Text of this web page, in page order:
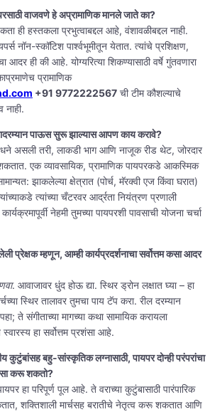
वाजवणे हे अप्रामाणिक मानले जाते का?
ही हस्तकला प्रभुत्वाबद्दल आहे, वंशावळीबद्दल नाही.
नॉन-स्कॉटिश पार्श्वभूमीतून येतात. त्यांचे प्रशिक्षण,
आदर ही की आहे. योग्यरित्या शिकण्यासाठी वर्षे गुंतवणारा
प्रामाणिक
+91 9772222567 ची टीम कौशल्याचे
पाऊस सुरू झाल्यास आपण काय करावे?
असली तरी, लाकडी भाग आणि नाजूक रीड थेट, जोरदार
एक व्यावसायिक, प्रामाणिक पायपरकडे आकस्मिक
झाकलेल्या क्षेत्रात (पोर्च, मॅरक्वी एज किंवा घरात)
त्यांच्या चँटरवर आर्द्रता नियंत्रण प्रणाली
नेहमी तुमच्या पायपरशी पावसाची योजना चर्चा
प्रेक्षक म्हणून, आम्ही कार्यप्रदर्शनाचा सर्वोत्तम कसा आदर
. आवाजावर धुंद होऊ द्या. स्थिर ड्रोन लक्षात घ्या – हा
स्थिर तालावर तुमचा पाय टॅप करा. रील दरम्यान
ते संगीताच्या मागच्या कथा सामायिक करायला
हा सर्वोत्तम प्रशंसा आहे.
कुटुंबांसह बहु-सांस्कृतिक लग्नासाठी, पायपर दोन्ही परंपरांचा
करू शकतो?
हा परिपूर्ण पूल आहे. ते वराच्या कुटुंबासाठी पारंपारिक
शक्तिशाली मार्चसह बरातीचे नेतृत्व करू शकतात आणि